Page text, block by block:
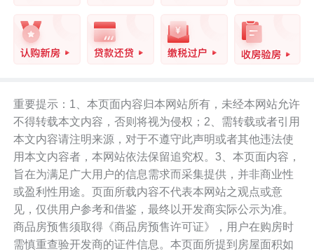
重要提示：1、本页面内容归本网站所有，未经本网站允许
不得转载本文内容，否则将视为侵权；2、需转载或者引用
本文内容请注明来源，对于不遵守此声明或者其他违法使
用本文内容者，本网站依法保留追究权。3、本页面内容，
旨在为满足广大用户的信息需求而采集提供，并非商业性
或盈利性用途。页面所载内容不代表本网站之观点或意
见，仅供用户参考和借鉴，最终以开发商实际公示为准。
商品房预售须取得《商品房预售许可证》，用户在购房时
需慎重查验开发商的证件信息。本页面所提到房屋面积如